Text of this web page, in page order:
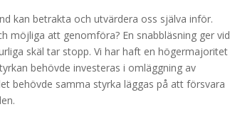
kan betrakta och utvärdera oss själva inför.
möjliga att genomföra? En snabbläsning ger vid
skäl tar stopp. Vi har haft en högermajoritet
behövde investeras i omläggning av
behövde samma styrka läggas på att försvara